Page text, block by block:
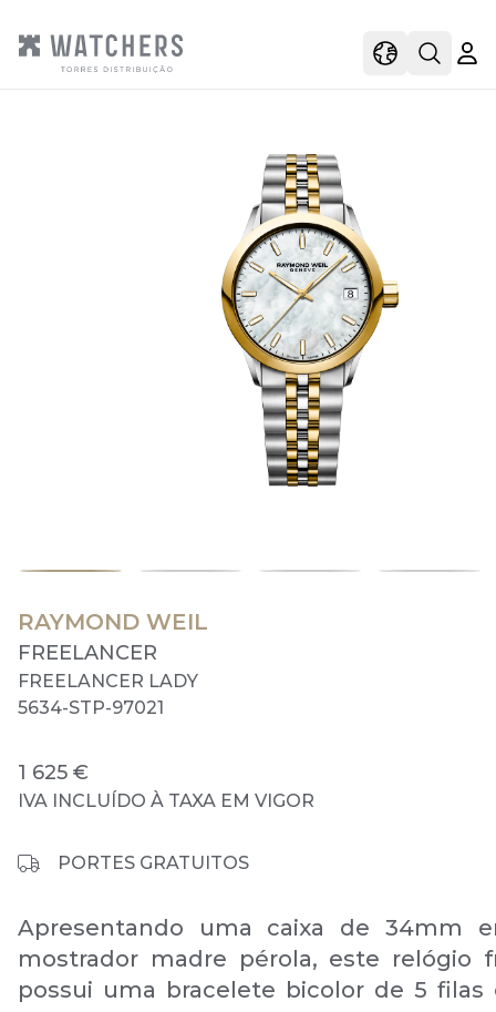
viewOpen
RAYMOND WEIL
FREELANCER
FREELANCER LADY
5634-STP-97021
1 625 €
IVA INCLUÍDO À TAXA EM VIGOR
PORTES GRATUITOS
Apresentando uma caixa de 34mm
mostrador madre pérola, este relógio
possui uma bracelete bicolor de 5 filas